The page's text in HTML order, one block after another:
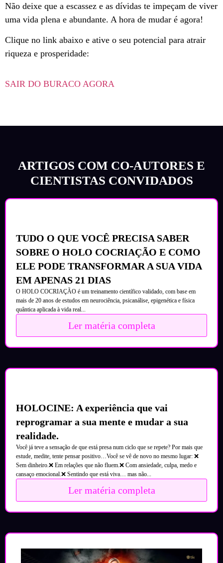
Não deixe que a escassez e as dívidas te impeçam de viver
uma vida plena e abundante. A hora de mudar é agora!
Clique no link abaixo e ative o seu potencial para atrair
riqueza e prosperidade:
SAIR DO BURACO AGORA
ARTIGOS COM CO-AUTORES E
CIENTISTAS CONVIDADOS
TUDO O QUE VOCÊ PRECISA SABER
SOBRE O HOLO COCRIAÇÃO E COMO
ELE PODE TRANSFORMAR A SUA VIDA
EM APENAS 21 DIAS
O HOLO COCRIAÇÃO é um treinamento científico validado, com base em
mais de 20 anos de estudos em neurociência, psicanálise, epigenética e física
quântica aplicada à vida real...
Ler matéria completa
HOLOCINE: A experiência que vai
reprogramar a sua mente e mudar a sua
realidade.
Você já teve a sensação de que está presa num ciclo que se repete? Por mais que
estude, medite, tente pensar positivo…Você se vê de novo no mesmo lugar: ❌
Sem dinheiro.❌ Em relações que não fluem.❌ Com ansiedade, culpa, medo e
cansaço emocional.❌ Sentindo que está viva… mas não...
Ler matéria completa